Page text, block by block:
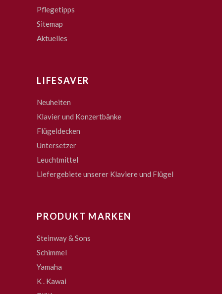
Pflegetipps
Sitemap
Aktuelles
LIFESAVER
Neuheiten
Klavier und Konzertbänke
Flügeldecken
Untersetzer
Leuchtmittel
Liefergebiete unserer Klaviere und Flügel
PRODUKT MARKEN
Steinway & Sons
Schimmel
Yamaha
K . Kawai